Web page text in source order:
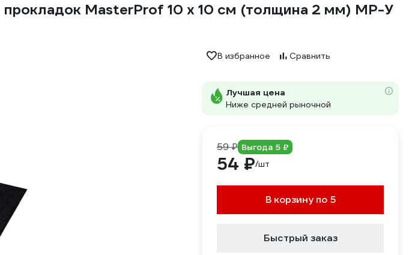
прокладок MasterProf 10 х 10 см (толщина 2 мм) MP-У
В избранное Сравнить
Лучшая цена
Ниже средней рыночной
59 ₽ Выгода 5 ₽
54 ₽/шт
В корзину по 5
Быстрый заказ